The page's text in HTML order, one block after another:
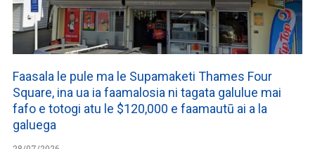
Faasala le pule ma le Supamaketi Thames Four
Square, ina ua ia faamalosia ni tagata galulue mai
fafo e totogi atu le $120,000 e faamautū ai a la
galuega